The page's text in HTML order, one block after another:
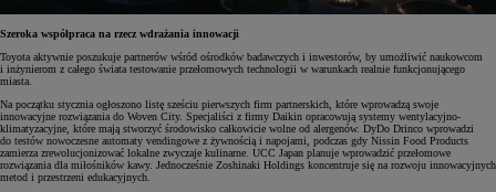
Szeroka współpraca na rzecz wdrażania innowacji
Toyota aktywnie poszukuje partnerów wśród ośrodków badawczych i inwestorów, by umożliwić naukowcom
i inżynierom z całego świata testowanie przełomowych technologii w warunkach realnie funkcjonującego
miasta.
Na początku stycznia ogłoszono listę sześciu pierwszych firm partnerskich, które wprowadzą swoje
innowacyjne rozwiązania do Woven City. Specjaliści z firmy Daikin opracowują systemy wentylacyjno-
klimatyzacyjne, które mają stworzyć środowisko całkowicie wolne od alergenów. DyDo Drinco wprowadzi
do testów nowoczesne automaty vendingowe z żywnością i napojami, podczas gdy Nissin Food Products
zamierza zrewolucjonizować lokalne zwyczaje kulinarne. UCC Japan planuje wprowadzić przełomowe
rozwiązania dla miłośników kawy. Jednocześnie Zoshinaki Holdings koncentruje się na rozwoju innowacyjnych
metod i przestrzeni edukacyjnych.